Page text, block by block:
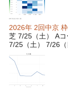
2026年 2回中京
芝 7/25（土） A
7/25（土） 7/26（